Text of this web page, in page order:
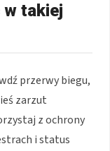
w takiej
przerwy biegu,
zarzut
z ochrony
i status